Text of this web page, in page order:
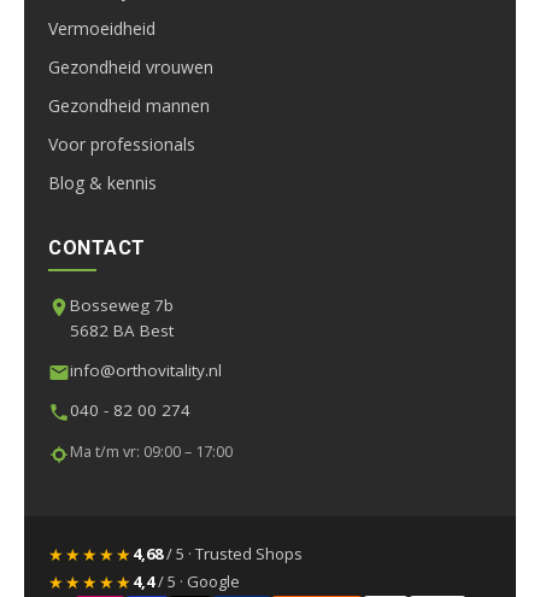
Vermoeidheid
Gezondheid vrouwen
Gezondheid mannen
Voor professionals
Blog & kennis
CONTACT
Bosseweg 7b
5682 BA Best
info@orthovitality.nl
040 - 82 00 274
Ma t/m vr: 09:00 – 17:00
★★★★★4,68/ 5 · Trusted Shops
★★★★★4,4/ 5 · Google